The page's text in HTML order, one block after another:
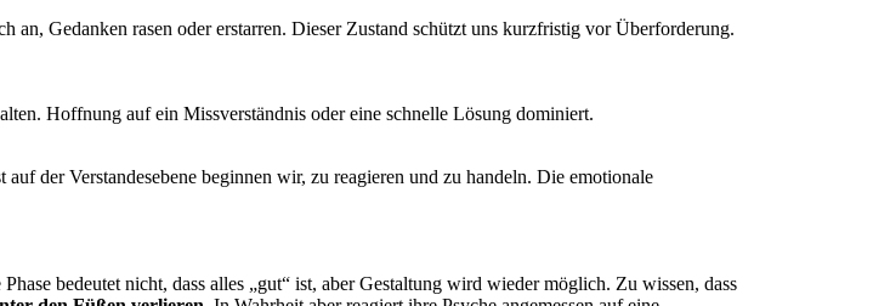
an, Gedanken rasen oder erstarren. Dieser Zustand schützt uns kurzfristig vor Überforderung.
Hoffnung auf ein Missverständnis oder eine schnelle Lösung dominiert.
der Verstandesebene beginnen wir, zu reagieren und zu handeln. Die emotionale
Phase bedeutet nicht, dass alles „gut“ ist, aber Gestaltung wird wieder möglich. Zu wissen, dass